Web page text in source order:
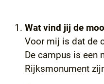
Wat vind jij de
Voor mij is dat de
De campus is een
Rijksmonument